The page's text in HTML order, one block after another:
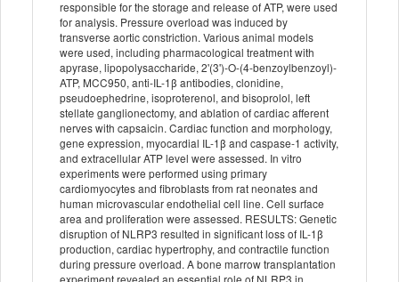
responsible for the storage and release of ATP, were used
for analysis. Pressure overload was induced by
transverse aortic constriction. Various animal models
were used, including pharmacological treatment with
apyrase, lipopolysaccharide, 2'(3')-O-(4-benzoylbenzoyl)-
ATP, MCC950, anti-IL-1β antibodies, clonidine,
pseudoephedrine, isoproterenol, and bisoprolol, left
stellate ganglionectomy, and ablation of cardiac afferent
nerves with capsaicin. Cardiac function and morphology,
gene expression, myocardial IL-1β and caspase-1 activity,
and extracellular ATP level were assessed. In vitro
experiments were performed using primary
cardiomyocytes and fibroblasts from rat neonates and
human microvascular endothelial cell line. Cell surface
area and proliferation were assessed. RESULTS: Genetic
disruption of NLRP3 resulted in significant loss of IL-1β
production, cardiac hypertrophy, and contractile function
during pressure overload. A bone marrow transplantation
experiment revealed an essential role of NLRP3 in